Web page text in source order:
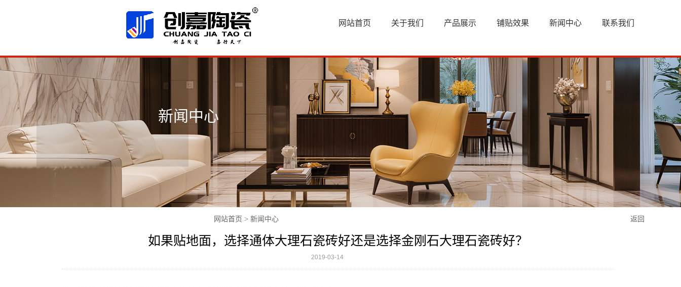
网站首页 关于我们 产品展示 铺贴效果 新闻中心 联系我们
新闻中心
网站首页 > 新闻中心 返回
如果贴地面，选择通体大理石瓷砖好还是选择金刚石大理石瓷砖好？
2019-03-14